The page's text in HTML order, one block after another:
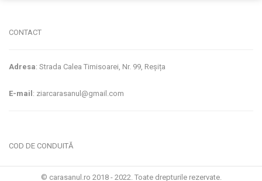
CONTACT
Adresa: Strada Calea Timisoarei, Nr. 99, Reșița
E-mail : ziarcarasanul@gmail.com
COD DE CONDUITĂ
© carasanul.ro 2018 - 2022. Toate drepturile rezervate.